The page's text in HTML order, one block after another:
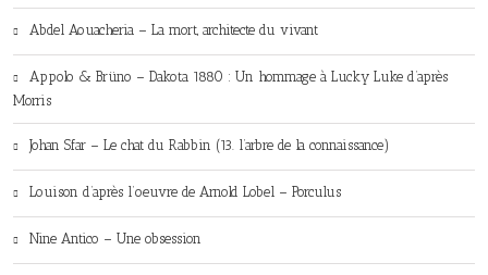
Abdel Aouacheria – La mort, architecte du vivant
Appolo & Brüno – Dakota 1880 : Un hommage à Lucky Luke d’après
Morris
Johan Sfar – Le chat du Rabbin (13. l’arbre de la connaissance)
Louison d’après l’oeuvre de Arnold Lobel – Porculus
Nine Antico – Une obsession